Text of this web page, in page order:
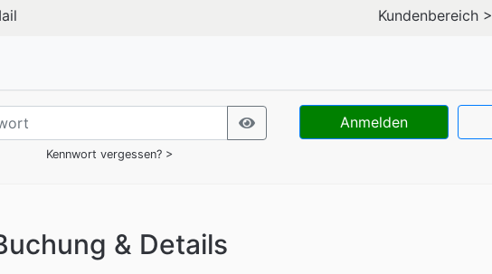
Kundenbereich >
Kennwort vergessen? >
Anmelden
& Details